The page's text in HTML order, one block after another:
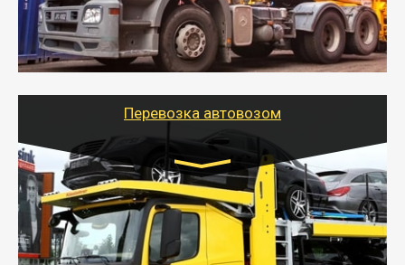
- Наша транспортная компания поможет
организовать доставку в порт и из порта
стандартных контейнеров на контейнеровозе,
шаландах и площадках (открытых кузовах),
используя надежные крепления.
Перевозка автовозом
Цена за км. Рассчитывается
индивидуально